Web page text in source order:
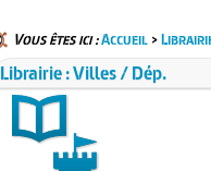
Vous êtes ici :Accueil>
Librairie : Villes / Dép.